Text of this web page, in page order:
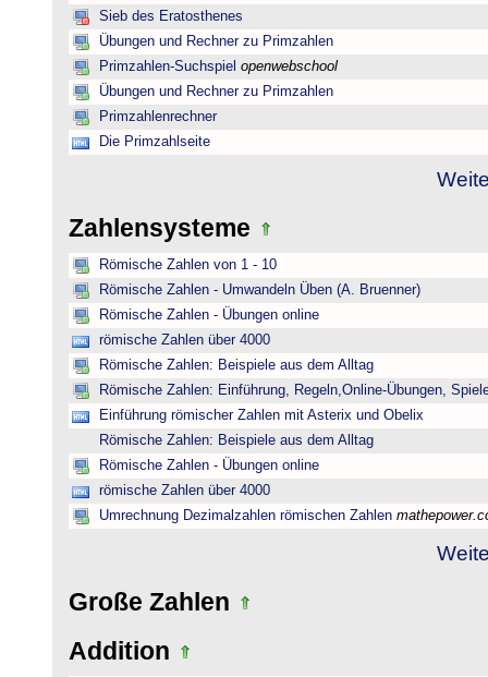
Sieb des Eratosthenes
Übungen und Rechner zu Primzahlen
Primzahlen-Suchspiel openwebschool
Übungen und Rechner zu Primzahlen
Primzahlenrechner
Die Primzahlseite
Zahlensysteme
Römische Zahlen von 1 - 10
Römische Zahlen - Umwandeln Üben (A. Bruenner)
Römische Zahlen - Übungen online
römische Zahlen über 4000
Römische Zahlen: Beispiele aus dem Alltag
Römische Zahlen: Einführung, Regeln,Online-Übungen,
Einführung römischer Zahlen mit Asterix und Obelix
Römische Zahlen: Beispiele aus dem Alltag
Römische Zahlen - Übungen online
römische Zahlen über 4000
Umrechnung Dezimalzahlen römischen Zahlen
Große Zahlen
Addition